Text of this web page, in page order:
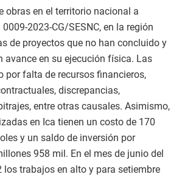
obras en el territorio nacional a
2023-CG/SESNC, en la región
de proyectos que no han concluido y
avance en su ejecución física. Las
por falta de recursos financieros,
discrepancias,
entre otras causales. Asimismo,
en Ica tienen un costo de 170
y un saldo de inversión por
958 mil. En el mes de junio del
los trabajos en alto y para setiembre